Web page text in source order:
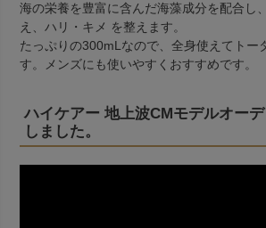
海の栄養を豊富に含んだ海藻成分を配合し
え、ハリ・キメ を整えます。
たっぷりの300mLなので、全身使えてトー
す。メンズにも使いやすくおすすめです。
ハイケアー 地上波CMモデルオー
しました。